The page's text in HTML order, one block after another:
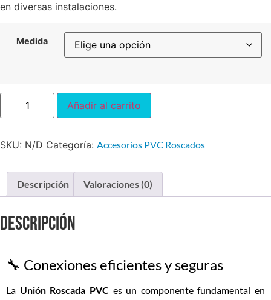
en diversas instalaciones.
Medida
Añadir al carrito
SKU: N/D Categoría: Accesorios PVC Roscados
Descripción Valoraciones (0)
Descripción
🔧 Conexiones eficientes y seguras
La UniónRoscada PVCes un componente fundamental en